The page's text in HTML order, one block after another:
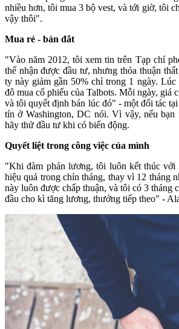
nhiều hơn, tôi mua 3 bộ vest, và tới giờ, tôi
vậy thôi".
Mua rẻ - bán đắt
"Vào năm 2012, tôi xem tin trên Tạp chí
thể nhận được đầu tư, nhưng thỏa thuận
ty này giảm gần 50% chỉ trong 1 ngày.
đô mua cổ phiếu của Talbots. Mỗi ngày, giá
và tôi quyết định bán lúc đó" - một đối tác
tín ở Washington, DC nói. Vì vậy, nếu bạn
hãy thử đầu tư khi có biến động.
Quyết liệt trong công việc của mình
"Khi đàm phán lương, tôi luôn kết thúc với
hiệu quả trong chín tháng, thay vì 12 tháng
này luôn được chấp thuận, và tôi có 3 tháng
đầu cho kì tăng lương, thưởng tiếp theo" -